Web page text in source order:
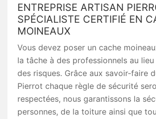
ENTREPRISE ARTISAN
SPÉCIALISTE CERTIFIÉ EN
MOINEAUX
Vous devez poser un cache
la tâche à des professionnels au
des risques. Grâce aux savoir-faire
Pierrot chaque règle de sécurité
respectées, nous garantissons la
personnes, de la toiture ainsi que